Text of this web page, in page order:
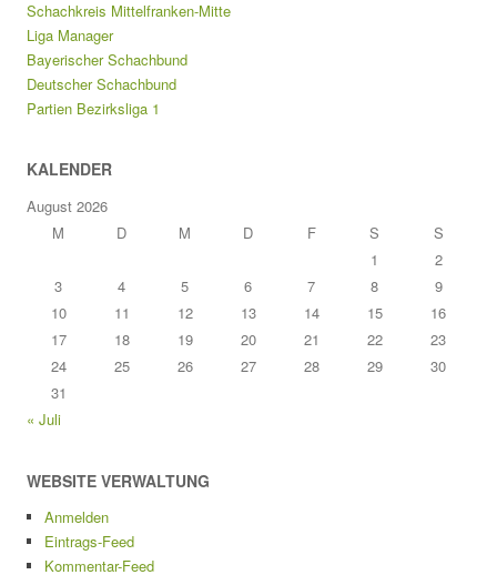
Schachkreis Mittelfranken-Mitte
Liga Manager
Bayerischer Schachbund
Deutscher Schachbund
Partien Bezirksliga 1
KALENDER
August 2026
M
D M D F S
S
1
2
3
4 5 6 7 8
9
10
11 12 13 14 15
16
17
18 19 20 21 22
23
24
25 26 27 28 29
30
31
« Juli
WEBSITE VERWALTUNG
Anmelden
Eintrags-Feed
Kommentar-Feed